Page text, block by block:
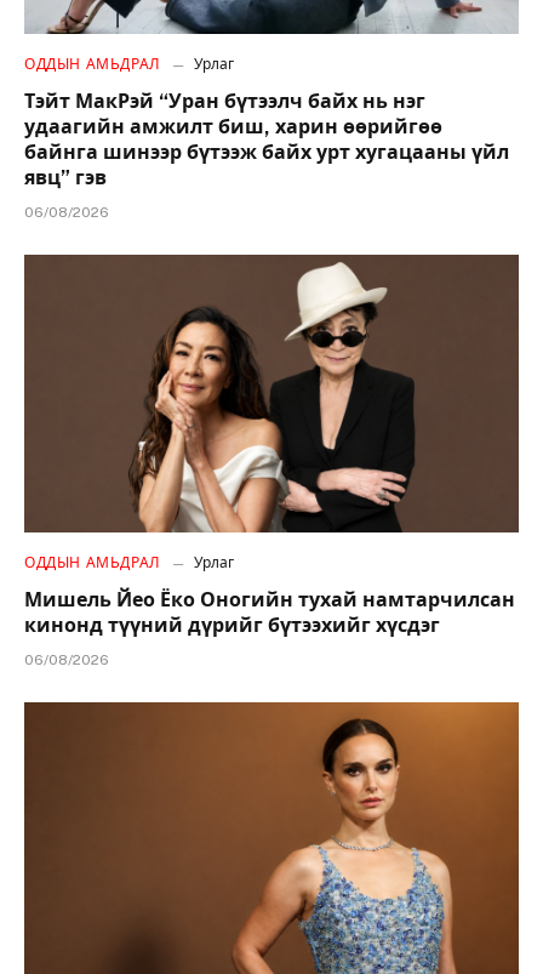
ОДДЫН АМЬДРАЛ Урлаг
Тэйт МакРэй “Уран бүтээлч байх нь нэг
удаагийн амжилт биш, харин өөрийгөө
байнга шинээр бүтээж байх урт хугацааны үйл
явц” гэв
06/08/2026
ОДДЫН АМЬДРАЛ Урлаг
Мишель Йео Ёко Оногийн тухай намтарчилсан
кинонд түүний дүрийг бүтээхийг хүсдэг
06/08/2026